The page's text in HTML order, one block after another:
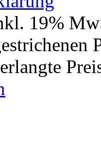
19%